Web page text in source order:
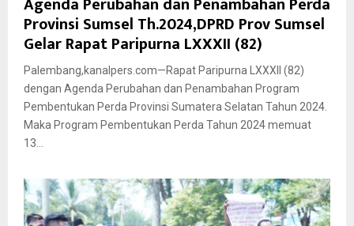
Provinsi Sumsel Th.2024,DPRD Prov Sumsel
Gelar Rapat Paripurna LXXXII (82)
Palembang,kanalpers.com—Rapat Paripurna LXXXII (82)
dengan Agenda Perubahan dan Penambahan Program
Pembentukan Perda Provinsi Sumatera Selatan Tahun 2024.
Maka Program Pembentukan Perda Tahun 2024 memuat
13...